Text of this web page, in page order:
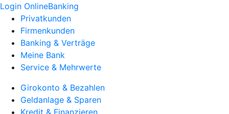
Login OnlineBanking
Privatkunden
Firmenkunden
Banking & Verträge
Meine Bank
Service & Mehrwerte
Girokonto & Bezahlen
Geldanlage & Sparen
Kredit & Finanzieren